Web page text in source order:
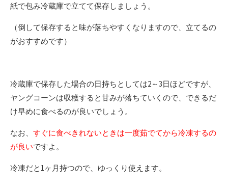
紙で包み冷蔵庫で立てて保存しましょう。
（倒して保存すると味が落ちやすくなりますので、立てるの
がおすすめです）
冷蔵庫で保存した場合の日持ちとしては2～3日ほどですが、
ヤングコーンは収穫すると甘みが落ちていくので、できるだ
け早めに食べるのが良いでしょう。
なお、 すぐに食べきれないときは一度茹でてから冷凍するの
が良いですよ。
冷凍だと1ヶ月持つので、ゆっくり使えます。